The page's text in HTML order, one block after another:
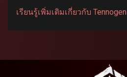
เรียนรู้เพิ่มเติมเกี่ยวกับ Tennogen